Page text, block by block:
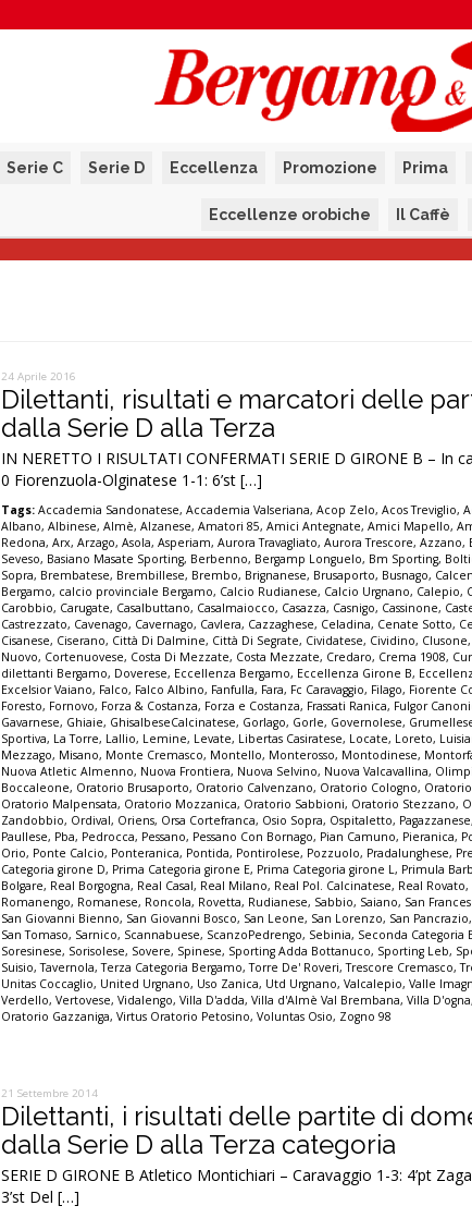
Serie C Serie D Eccellenza Promozione Prima
Eccellenze orobiche Il Caffè
24 Aprile 2016
Dilettanti, risultati e marcatori delle
dalla Serie D alla Terza
IN NERETTO I RISULTATI CONFERMATI SERIE D GIRONE B –
0 Fiorenzuola-Olginatese 1-1: 6’st […]
Tags: Accademia Sandonatese,Accademia Valseriana,Acop Zelo,Acos Treviglio,
Albano,Albinese,Almè,Alzanese,Amatori 85,Amici Antegnate,Amici Mapello,
Redona,Arx,Arzago,Asola,Asperiam,Aurora Travagliato,Aurora Trescore,Azzano,
Seveso, Basiano Masate Sporting, Berbenno, Bergamp Longuelo, Bm Sporting,
Sopra, Brembatese, Brembillese, Brembo, Brignanese, Brusaporto, Busnago,
Bergamo, calcio provinciale Bergamo, Calcio Rudianese, Calcio Urgnano, Calepio,
Carobbio, Carugate, Casalbuttano, Casalmaiocco, Casazza, Casnigo, Cassinone,
Castrezzato, Cavenago, Cavernago, Cavlera, Cazzaghese, Celadina, Cenate Sotto,
Cisanese, Ciserano, Città Di Dalmine, Città Di Segrate, Cividatese, Cividino, Clusone,
Nuovo, Cortenuovese, Costa Di Mezzate, Costa Mezzate, Credaro, Crema 1908,
dilettanti Bergamo, Doverese, Eccellenza Bergamo, Eccellenza Girone B,
Excelsior Vaiano, Falco, Falco Albino, Fanfulla, Fara, Fc Caravaggio, Filago, Fiorente
Foresto, Fornovo, Forza & Costanza, Forza e Costanza, Frassati Ranica, Fulgor
Gavarnese, Ghiaie, GhisalbeseCalcinatese, Gorlago, Gorle, Governolese,
Sportiva, La Torre, Lallio, Lemine, Levate, Libertas Casiratese, Locate, Loreto,
Mezzago, Misano, Monte Cremasco, Montello, Monterosso, Montodinese,
Nuova Atletic Almenno, Nuova Frontiera, Nuova Selvino, Nuova Valcavallina,
Boccaleone, Oratorio Brusaporto, Oratorio Calvenzano, Oratorio Cologno,
Oratorio Malpensata, Oratorio Mozzanica, Oratorio Sabbioni, Oratorio Stezzano,
Zandobbio, Ordival, Oriens, Orsa Cortefranca, Osio Sopra, Ospitaletto, Pagazzanese,
Paullese, Pba, Pedrocca, Pessano, Pessano Con Bornago, Pian Camuno, Pieranica,
Orio, Ponte Calcio, Ponteranica, Pontida, Pontirolese, Pozzuolo, Pradalunghese,
Categoria girone D, Prima Categoria girone E, Prima Categoria girone L, Primula
Bolgare, Real Borgogna, Real Casal, Real Milano, Real Pol. Calcinatese, Real Rovato,
Romanengo, Romanese, Roncola, Rovetta, Rudianese, Sabbio, Saiano, San
San Giovanni Bienno, San Giovanni Bosco, San Leone, San Lorenzo, San Pancrazio,
San Tomaso, Sarnico, Scannabuese, ScanzoPedrengo, Sebinia, Seconda Categoria
Soresinese, Sorisolese, Sovere, Spinese, Sporting Adda Bottanuco, Sporting Leb,
Suisio,Tavernola,Terza Categoria Bergamo,Torre De' Roveri,Trescore Cremasco,
Unitas Coccaglio, United Urgnano, Uso Zanica, Utd Urgnano,Valcalepio,Valle
Verdello,Vertovese,Vidalengo,Villa D'adda,Villa d'Almè Val Brembana,Villa D'ogna
Oratorio Gazzaniga,Virtus Oratorio Petosino,Voluntas Osio, Zogno 98
21 Settembre 2014
Dilettanti, i risultati delle partite di
dalla Serie D alla Terza categoria
SERIE D GIRONE B Atletico Montichiari – Caravaggio 1-3: 4’pt
3’st Del […]